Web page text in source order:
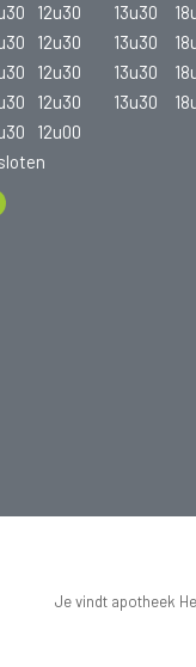
12u30 13u30
12u30 13u30
12u30 13u30
12u30 13u30
12u00
Je vindt apotheek